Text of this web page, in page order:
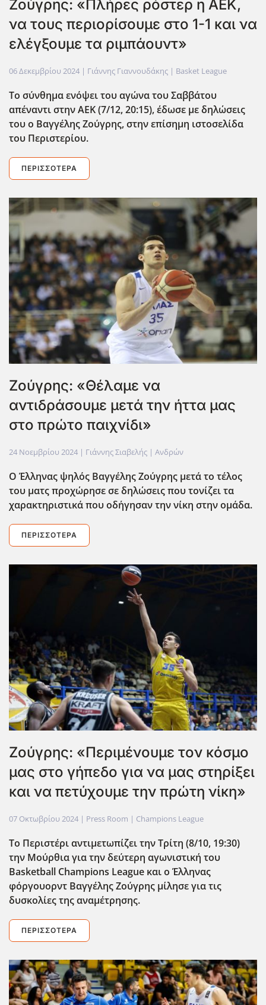
Ζούγρης: «Πλήρες ρόστερ η ΑΕΚ,
να τους περιορίσουμε στο 1-1 και να
ελέγξουμε τα ριμπάουντ»
06 Δεκεμβρίου 2024 | Γιάννης Γιαννουδάκης | Basket League
Το σύνθημα ενόψει του αγώνα του Σαββάτου
απέναντι στην ΑΕΚ (7/12, 20:15), έδωσε με δηλώσεις
του ο Βαγγέλης Ζούγρης, στην επίσημη ιστοσελίδα
του Περιστερίου.
ΠΕΡΙΣΣΌΤΕΡΑ
Zoύγρης: «Θέλαμε να
αντιδράσουμε μετά την ήττα μας
στο πρώτο παιχνίδι»
24 Νοεμβρίου 2024 | Γιάννης Σιαβελής | Ανδρών
Ο Έλληνας ψηλός Βαγγέλης Ζούγρης μετά το τέλος
του ματς προχώρησε σε δηλώσεις που τονίζει τα
χαρακτηριστικά που οδ΄ηγησαν την νίκη στην ομάδα.
ΠΕΡΙΣΣΌΤΕΡΑ
Ζούγρης: «Περιμένουμε τον κόσμο
μας στο γήπεδο για να μας στηρίξει
και να πετύχουμε την πρώτη νίκη»
07 Οκτωβρίου 2024 | Press Room | Champions League
Το Περιστέρι αντιμετωπίζει την Τρίτη (8/10, 19:30)
την Μούρθια για την δεύτερη αγωνιστική του
Basketball Champions League και ο Έλληνας
φόργουορντ Βαγγέλης Ζούγρης μίλησε για τις
δυσκολίες της αναμέτρησης.
ΠΕΡΙΣΣΌΤΕΡΑ